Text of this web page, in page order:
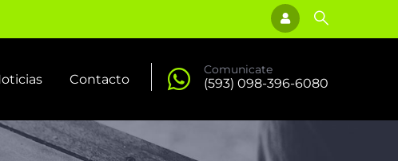
Contacto
Comunicate
(593) 098-396-6080